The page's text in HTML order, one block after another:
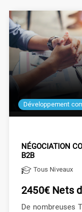
Développement
NÉGOCIATION
B2B
Tous Niveaux
2450€ Nets
De nombreuses